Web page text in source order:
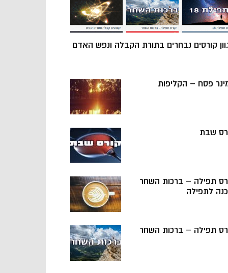
קורסים נבחרים בתורת הקבלה ונפש האדם
פסח – הקליפות
שבת
תפילה – ברכות השחר
לתפילה
תפילה – ברכות השחר